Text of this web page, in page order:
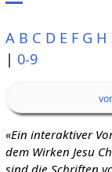
A B C D E F G H
| 0-9
«Ein interaktiver
dem Wirken Jesu
sind die Schriften